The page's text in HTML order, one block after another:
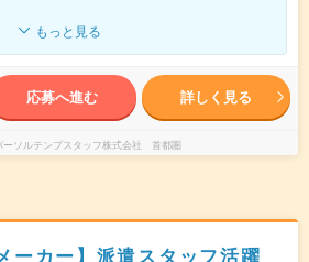
もっと見る
応募へ進む 詳しく見る
ーソルテンプスタッフ株式会社 首都圏
ーカー】派遣スタッフ活躍